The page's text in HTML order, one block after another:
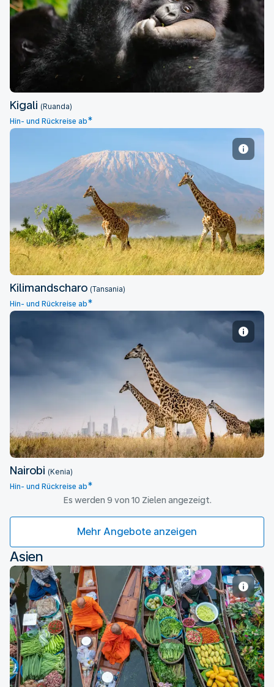
Kigali
Kigali (Ruanda)
Hin- und Rückreise ab*
Kilimandscharo
Kilimandscharo (Tansania)
Hin- und Rückreise ab*
Nairobi
Nairobi (Kenia)
Hin- und Rückreise ab*
Es werden 9 von 10 Zielen angezeigt.
Mehr Angebote anzeigen
Asien
Bangkok